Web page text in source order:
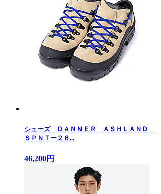
シューズ ＤＡＮＮＥＲ ＡＳＨＬＡＮＤ
ＳＰＮＴー２６...
46,200円